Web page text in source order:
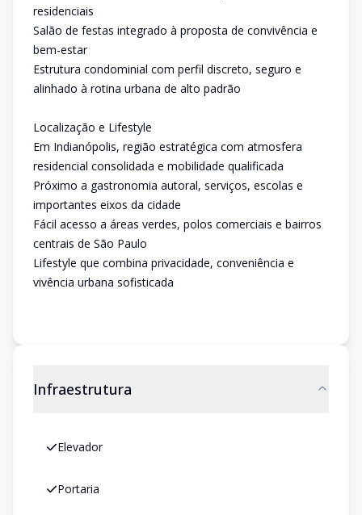
residenciais
Salão de festas integrado à proposta de convivência e
bem-estar
Estrutura condominial com perfil discreto, seguro e
alinhado à rotina urbana de alto padrão
Localização e Lifestyle
Em Indianópolis, região estratégica com atmosfera
residencial consolidada e mobilidade qualificada
Próximo a gastronomia autoral, serviços, escolas e
importantes eixos da cidade
Fácil acesso a áreas verdes, polos comerciais e bairros
centrais de São Paulo
Lifestyle que combina privacidade, conveniência e
vivência urbana sofisticada
Infraestrutura
Elevador
Portaria